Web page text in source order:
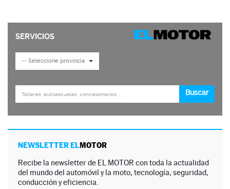
NEWSLETTER ELMOTOR
Recibe la newsletter de EL MOTOR con toda la actualidad
del mundo del automóvil y la moto, tecnología, seguridad,
conducción y eficiencia.